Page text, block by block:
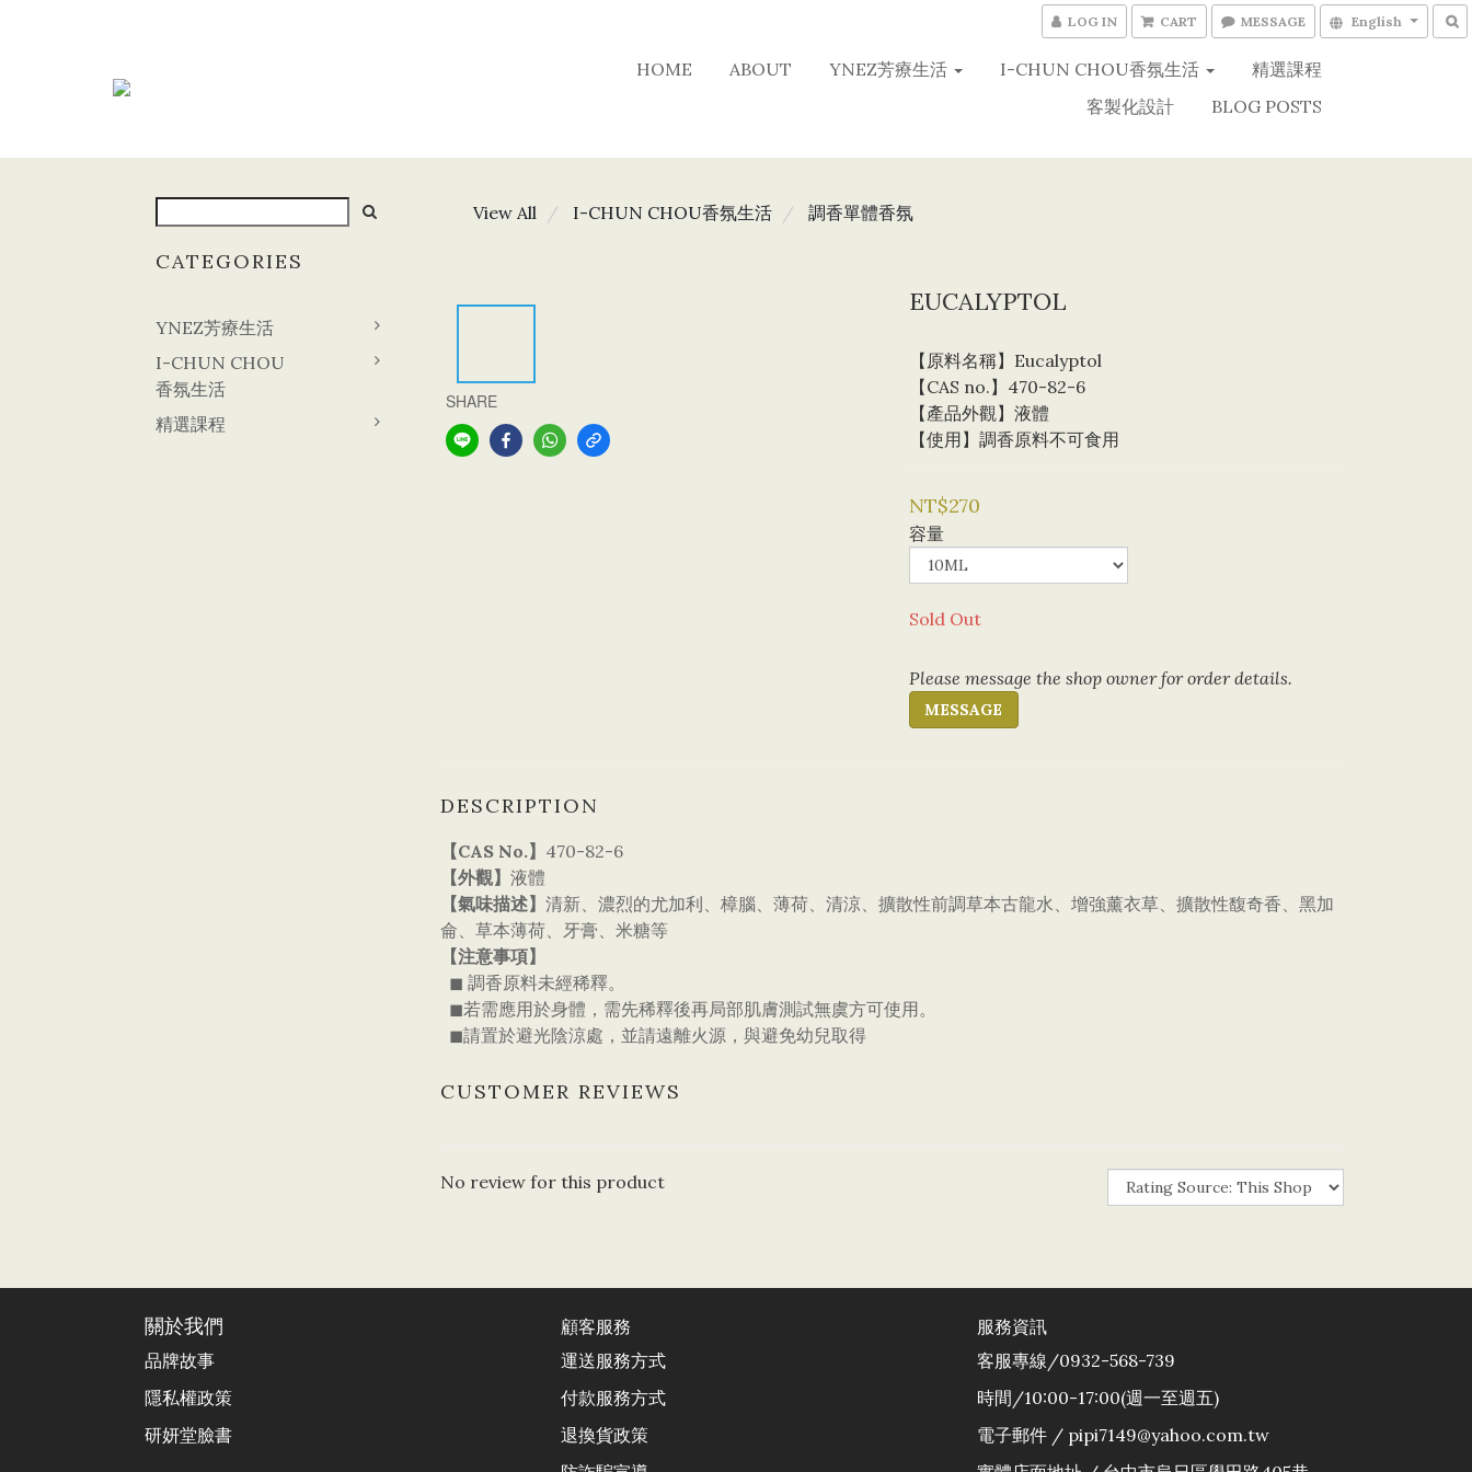
LOG IN CART MESSAGE English
HOME ABOUT YNEZ芳療生活 I-CHUN CHOU香氛生活
精選課程
客製化設計
BLOG POSTS
CATEGORIES
YNEZ芳療生活
I-CHUN CHOU
香氛生活
精選課程
View All I-CHUN CHOU香氛生活 調香單體香氛
SHARE
EUCALYPTOL
【原料名稱】Eucalyptol
【CAS no.】470-82-6
【產品外觀】液體
【使用】調香原料不可食用
NT$270
容量
Sold Out
Please message the shop owner for order details.
MESSAGE
DESCRIPTION
【CAS No.】 470-82-6
【外觀】 液體
【氣味描述】 清新、濃烈的尤加利、樟腦、薄荷、清涼、擴散性前調草本古龍水、增強薰衣草、擴散性馥奇香、黑加
侖、草本薄荷、牙膏、米糖等
【注意事項】
◼ 調香原料未經稀釋。
◼若需應用於身體，需先稀釋後再局部肌膚測試無虞方可使用。
◼請置於避光陰涼處，並請遠離火源，與避免幼兒取得
CUSTOMER REVIEWS
No review for this product
關於我們
品牌故事
隱私權政策
研妍堂臉書
顧客服務
運送服務方式
付款服務方式
退換貨政策
服務資訊
客服專線/0932-568-739
時間/10:00-17:00(週一至週五)
電子郵件 / pipi7149@yahoo.com.tw